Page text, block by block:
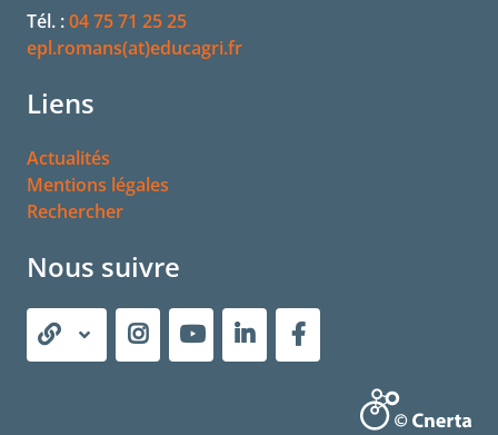
Tél. :04 75 71 25 25
epl.romans(at)educagri.fr
Liens
Actualités
Mentions légales
Rechercher
Nous suivre